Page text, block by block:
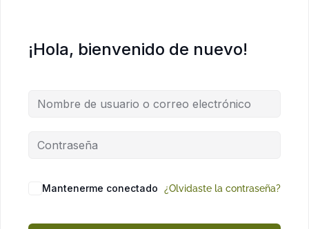
¡Hola, bienvenido de nuevo!
Mantenerme conectado ¿Olvidaste la contraseña?